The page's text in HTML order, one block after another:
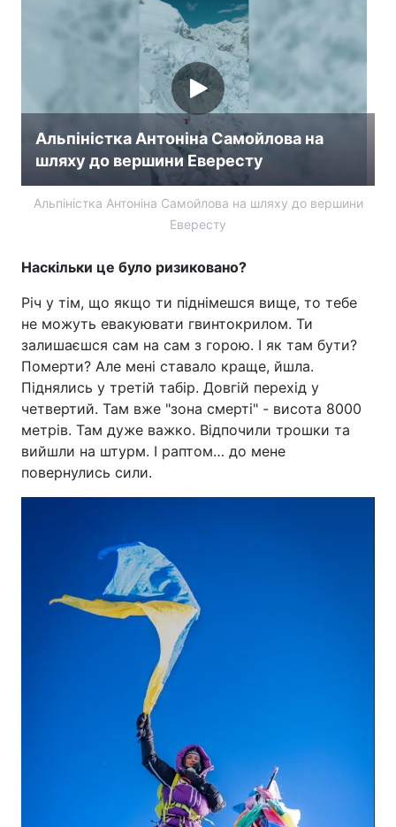
Альпіністка Антоніна Самойлова на
шляху до вершини Евересту
Альпіністка Антоніна Самойлова на шляху до вершини
Евересту
Наскільки це було ризиковано?
Річ у тім, що якщо ти піднімешся вище, то тебе
не можуть евакуювати гвинтокрилом. Ти
залишаєшся сам на сам з горою. І як там бути?
Померти? Але мені ставало краще, йшла.
Піднялись у третій табір. Довгій перехід у
четвертий. Там вже "зона смерті" - висота 8000
метрів. Там дуже важко. Відпочили трошки та
вийшли на штурм. І раптом… до мене
повернулись сили.